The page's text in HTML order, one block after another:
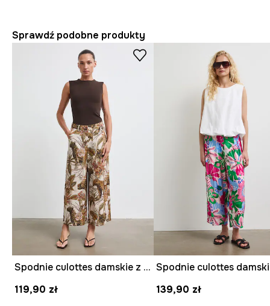
Sprawdź podobne produkty
Spodnie culottes damskie z wiskozą z motywem zwierzęcym
119,90 zł
139,90 zł